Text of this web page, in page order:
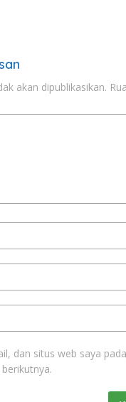
akan dipublikasikan.
dan situs web saya